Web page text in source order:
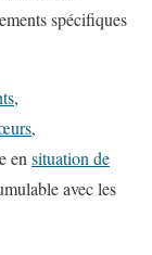
spécifiques
,
,
en situation de
avec les